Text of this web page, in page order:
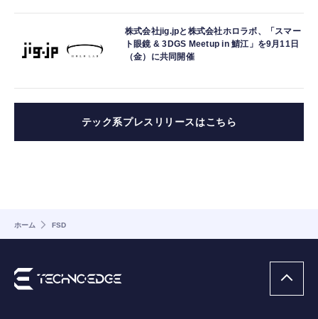
株式会社jig.jpと株式会社ホロラボ、「スマー
ト眼鏡 & 3DGS Meetup in 鯖江」を9月11日
（金）に共同開催
テック系プレスリリースはこちら
ホーム FSD